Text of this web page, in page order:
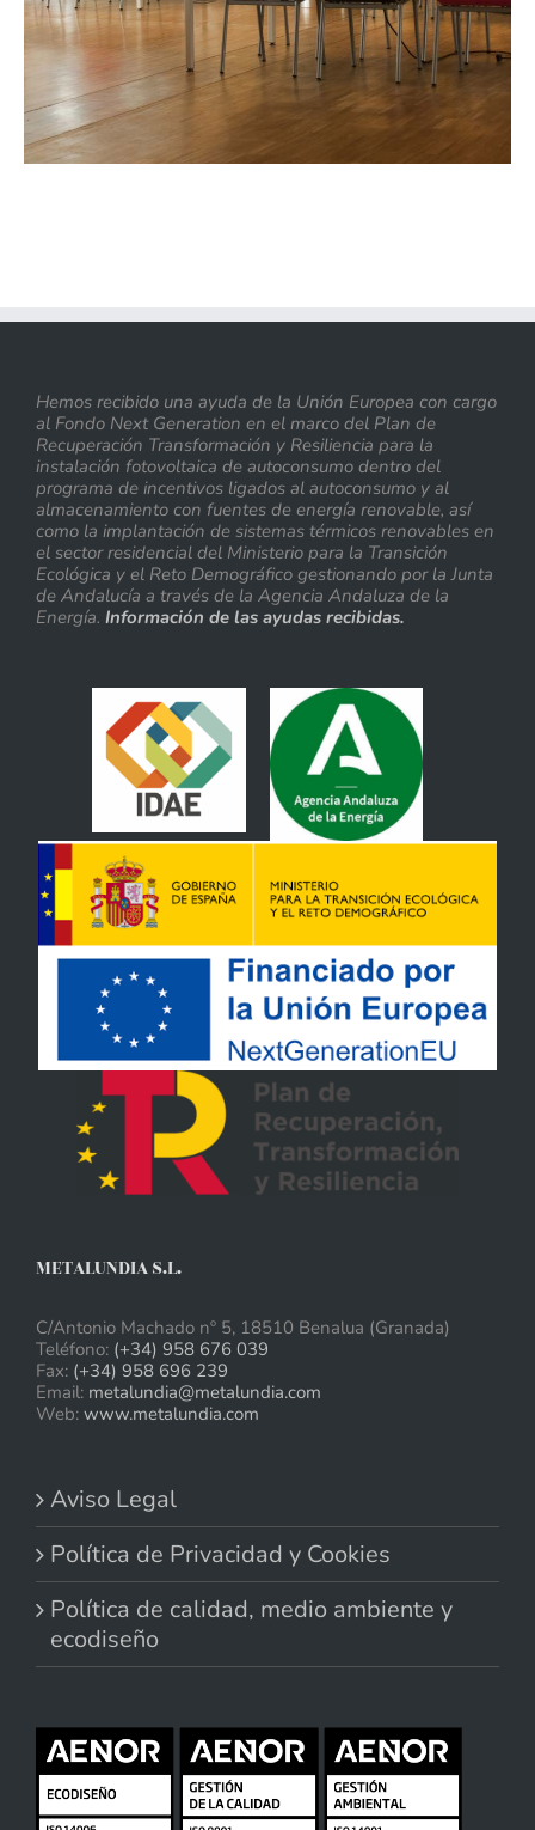
Hemos recibido una ayuda de la Unión Europea con cargo
al Fondo Next Generation en el marco del Plan de
Recuperación Transformación y Resiliencia para la
instalación fotovoltaica de autoconsumo dentro del
programa de incentivos ligados al autoconsumo y al
almacenamiento con fuentes de energía renovable, así
como la implantación de sistemas térmicos renovables en
el sector residencial del Ministerio para la Transición
Ecológica y el Reto Demográfico gestionando por la Junta
de Andalucía a través de la Agencia Andaluza de la
Energía. Información de las ayudas recibidas.
METALUNDIA S.L.
C/Antonio Machado nº 5, 18510 Benalua (Granada)
Teléfono: (+34) 958 676 039
Fax: (+34) 958 696 239
Email: metalundia@metalundia.com
Web: www.metalundia.com
Aviso Legal
Política de Privacidad y Cookies
Política de calidad, medio ambiente y
ecodiseño